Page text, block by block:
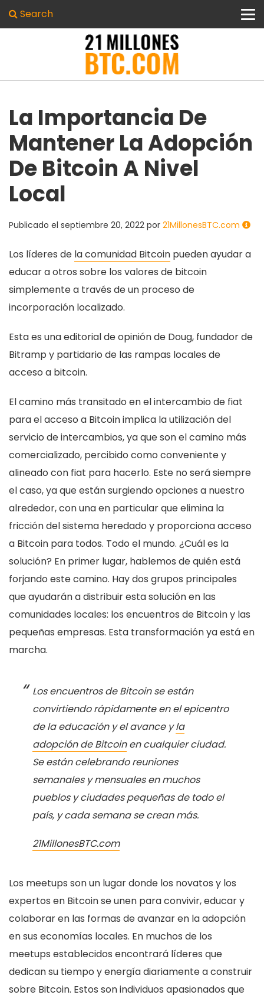
Search
La Importancia De
Mantener La Adopción
De Bitcoin A Nivel
Local
Publicado el septiembre 20, 2022 por 21MillonesBTC.com
Los líderes de la comunidad Bitcoin pueden ayudar a
educar a otros sobre los valores de bitcoin
simplemente a través de un proceso de
incorporación localizado.
Esta es una editorial de opinión de Doug, fundador de
Bitramp y partidario de las rampas locales de
acceso a bitcoin.
El camino más transitado en el intercambio de fiat
para el acceso a Bitcoin implica la utilización del
servicio de intercambios, ya que son el camino más
comercializado, percibido como conveniente y
alineado con fiat para hacerlo. Este no será siempre
el caso, ya que están surgiendo opciones a nuestro
alrededor, con una en particular que elimina la
fricción del sistema heredado y proporciona acceso
a Bitcoin para todos. Todo el mundo. ¿Cuál es la
solución? En primer lugar, hablemos de quién está
forjando este camino. Hay dos grupos principales
que ayudarán a distribuir esta solución en las
comunidades locales: los encuentros de Bitcoin y las
pequeñas empresas. Esta transformación ya está en
marcha.
Los encuentros de Bitcoin se están
convirtiendo rápidamente en el epicentro
de la educación y el avance yla
adopción de Bitcoinen cualquier ciudad.
Se están celebrando reuniones
semanales y mensuales en muchos
pueblos y ciudades pequeñas de todo el
país, y cada semana se crean más.
21MillonesBTC.com
Los meetups son un lugar donde los novatos y los
expertos en Bitcoin se unen para convivir, educar y
colaborar en las formas de avanzar en la adopción
en sus economías locales. En muchos de los
meetups establecidos encontrará líderes que
dedican su tiempo y energía diariamente a construir
sobre Bitcoin. Estos son individuos apasionados que